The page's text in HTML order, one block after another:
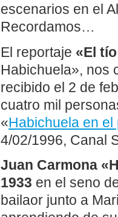
escenarios en el
Recordamos…
El reportaje «El
Habichuela», nos
recibido el 2 de
cuatro mil
«Habichuela en el
4/02/1996, Canal
Juan Carmona
1933 en el seno
bailaor junto a